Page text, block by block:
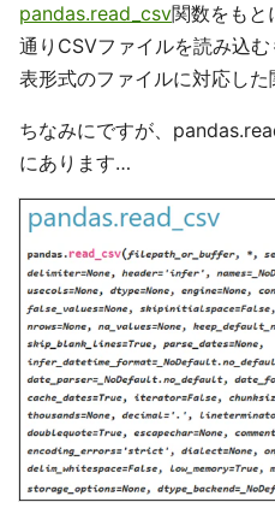
pandas.read_csv関数をもと
通りCSVファイルを読み込
表形式のファイルに対応した
ちなみにですが、
にあります…